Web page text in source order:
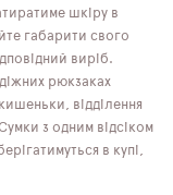
шкіру в
габарити свого
виріб.
рюкзаках
відділення
з одним відсіком
в купі,